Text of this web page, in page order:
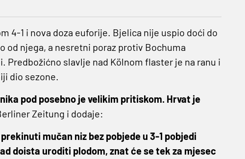
4-1 i nova doza euforije. Bjelica nije uspio doći do
od njega, a nesretni poraz protiv Bochuma
Predbožićno slavlje nad Kölnom flaster je na ranu i
dio sezone.
pod posebno je velikim pritiskom. Hrvat je
Zeitung i dodaje:
mučan niz bez pobjede u 3-1 pobjedi
doista uroditi plodom, znat će se tek za mjesec